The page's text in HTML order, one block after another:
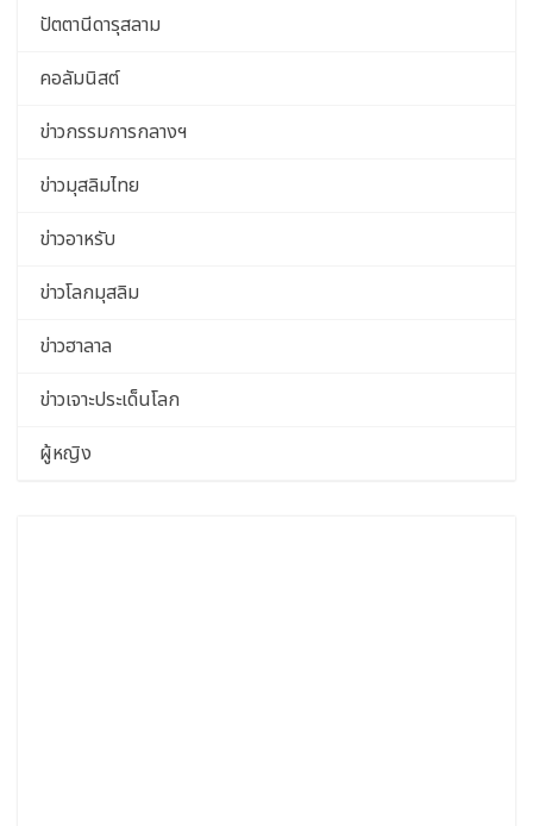
ปัตตานีดารุสลาม
คอลัมนิสต์
ข่าวกรรมการกลางฯ
ข่าวมุสลิมไทย
ข่าวอาหรับ
ข่าวโลกมุสลิม
ข่าวฮาลาล
ข่าวเจาะประเด็นโลก
ผู้หญิง